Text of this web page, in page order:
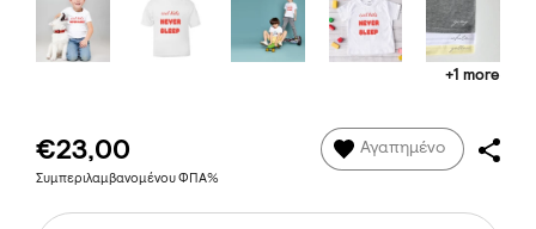
+1 more
€23,00
Συμπεριλαμβανομένου ΦΠΑ%
Αγαπημένο